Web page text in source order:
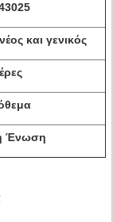
και γενικός
Ένωση